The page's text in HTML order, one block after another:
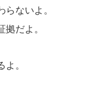
ないよ。
だよ。
。